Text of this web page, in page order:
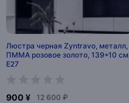
Люстра черная Zyntravo, металл,
ПММА розовое золото, 139*10 см,
Е27
900 ¥ 12 600 ₽